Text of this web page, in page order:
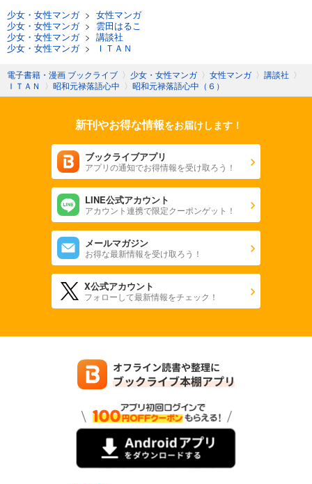
少女・女性マンガ> 女性マンガ
少女・女性マンガ> 雲田はるこ
少女・女性マンガ> 講談社
少女・女性マンガ> ＩＴＡＮ
電子書籍・漫画 ブックライブ 〉 少女・女性マンガ 〉 女性マンガ 〉 講談社 〉
ＩＴＡＮ
〉 昭和元禄落語心中 〉 昭和元禄落語心中（６）
新刊やお得な情報をお届けします！
ブックライブアプリ
アプリの通知でお得情報を受け取ろう！
LINE公式アカウント
アカウント連携で限定クーポンゲット！
メールマガジン
お得な最新情報を受け取ろう！
X公式アカウント
フォローして最新情報をチェック！